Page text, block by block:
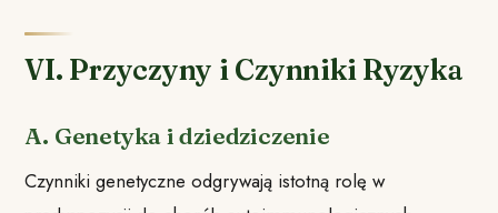
VI. Przyczyny i Czynniki Ryzyka
A. Genetyka i dziedziczenie
Czynniki genetyczne odgrywają istotną rolę w